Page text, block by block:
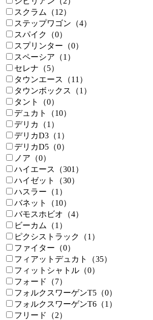
スクラム（12）
ステップワゴン（4）
スパイク（0）
スプリンター（0）
スペーシア（1）
セレナ（5）
タウンエース（11）
タウンボックス（1）
タント（0）
デュカト（10）
デリカ（1）
デリカD3（1）
デリカD5（0）
ノア（0）
ハイエース（301）
ハイゼット（30）
ハスラー（1）
バネット（10）
バモスホビオ（4）
ビーカム（1）
ピクシストラック（1）
ファイター（0）
フィアットデュカト（35）
フィットシャトル（0）
フォード（7）
フォルクスワーゲンT5（0）
フォルクスワーゲンT6（1）
フリード（2）